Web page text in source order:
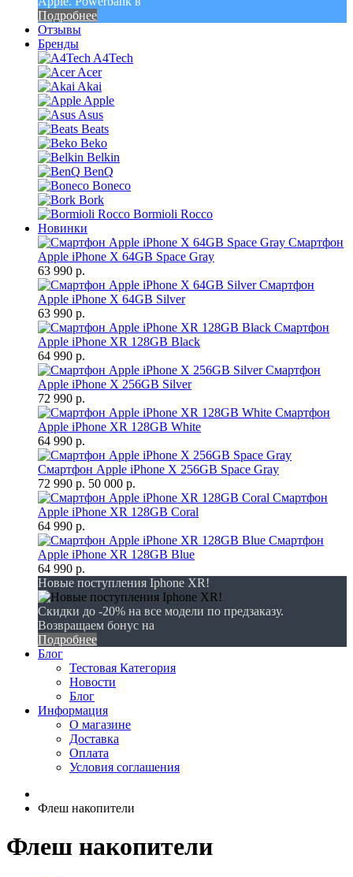
Подробнее
Отзывы
Бренды
A4Tech
Acer
Akai
Apple
Asus
Beats
Beko
Belkin
BenQ
Boneco
Bork
Bormioli Rocco
Новинки
Смартфон
Apple iPhone X 64GB Space Gray
63 990 р.
Смартфон
Apple iPhone X 64GB Silver
63 990 р.
Смартфон
Apple iPhone XR 128GB Black
64 990 р.
Смартфон
Apple iPhone X 256GB Silver
72 990 р.
Смартфон
Apple iPhone XR 128GB White
64 990 р.
Смартфон Apple iPhone X 256GB Space Gray
72 990 р. 50 000 р.
Смартфон
Apple iPhone XR 128GB Coral
64 990 р.
Смартфон
Apple iPhone XR 128GB Blue
64 990 р.
Новые поступления Iphone XR!
Скидки до -20% на все модели по предзаказу.
Возвращаем бонус на
Подробнее
Блог
Тестовая Категория
Новости
Блог
Информация
О магазине
Доставка
Оплата
Условия соглашения
Флеш накопители
Флеш накопители